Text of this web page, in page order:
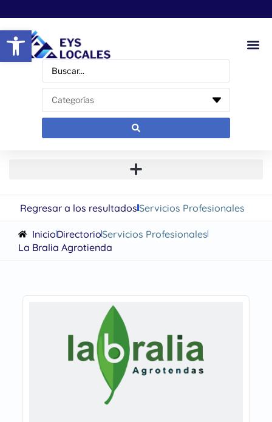
Abrir barra de herramientas
Regresar a los resultadosServicios Profesionales
InicioDirectorioServicios Profesionales
La Bralia Agrotienda